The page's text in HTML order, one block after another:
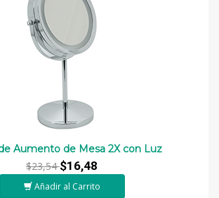
Aumento de Mesa 2X con Luz
$23,54$16,48
Añadir al Carrito